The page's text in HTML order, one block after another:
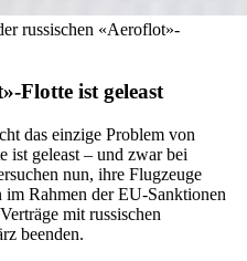
russischen «Aeroflot»-
Flotte ist geleast
das einzige Problem von
ist geleast – und zwar bei
nun, ihre Flugzeuge
Rahmen der EU-Sanktionen
mit russischen
beenden.